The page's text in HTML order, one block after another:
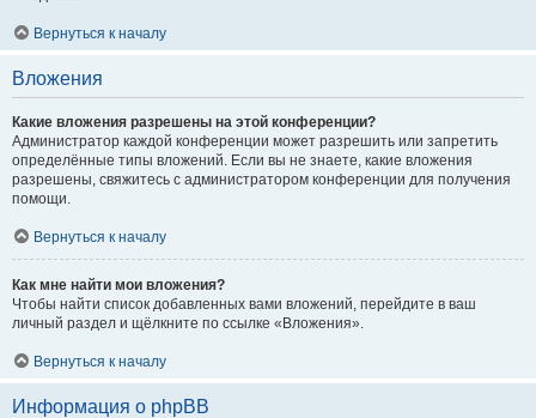
Вернуться к началу
Вложения
Какие вложения разрешены на этой конференции?
Администратор каждой конференции может разрешить или запретить
определённые типы вложений. Если вы не знаете, какие вложения
разрешены, свяжитесь с администратором конференции для получения
помощи.
Вернуться к началу
Как мне найти мои вложения?
Чтобы найти список добавленных вами вложений, перейдите в ваш
личный раздел и щёлкните по ссылке «Вложения».
Вернуться к началу
Информация о phpBB